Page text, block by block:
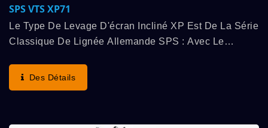
SPS VTS XP71
Le Type De Levage D'écran Incliné XP Est De La Série
Classique De Lignée Allemande SPS : Avec Le
Il Démontre La Vitesse De Fonctionnement La Plus...
Des Détails